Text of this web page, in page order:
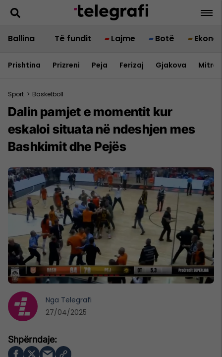
Ballina Të fundit Lajme Botë
Prishtina Prizreni Peja Ferizaj Gjakova
Sport > Basketboll
Dalin pamjet e momentit kur
eskaloi situata në ndeshjen mes
Bashkimit dhe Pejës
Nga Telegrafi
27/04/2025